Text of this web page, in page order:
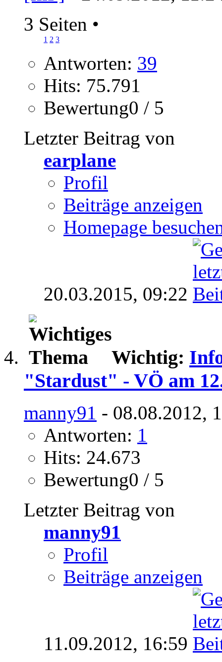
3 Seiten •
1 2 3
Antworten: 39
Hits: 75.791
Bewertung0 / 5
Letzter Beitrag von
earplane
Profil
Beiträge anzeigen
Homepage
20.03.2015, 09:22
Wichtig:
"Stardust" - VÖ am
manny91 - 08.08.2012,
Antworten: 1
Hits: 24.673
Bewertung0 / 5
Letzter Beitrag von
manny91
Profil
Beiträge anzeigen
11.09.2012, 16:59